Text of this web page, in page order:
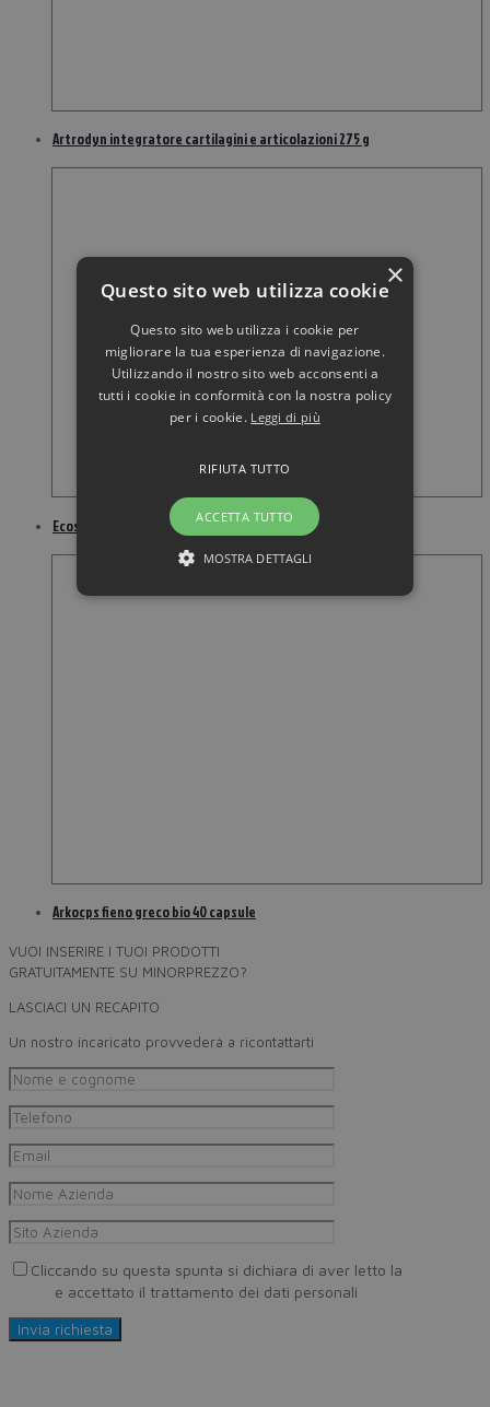
Artrodyn integratore cartilagini e articolazioni 275 g
Ecosol artro vitale 60 compresse
Arkocps fieno greco bio 40 capsule
VUOI INSERIRE I TUOI PRODOTTI
GRATUITAMENTE SU MINORPREZZO?
LASCIACI UN RECAPITO
Un nostro incaricato provvederà a ricontattarti
Cliccando su questa spunta si dichiara di aver letto la
e accettato il trattamento dei dati personali
×
Questo sito web utilizza cookie
Questo sito web utilizza i cookie per
migliorare la tua esperienza di navigazione.
Utilizzando il nostro sito web acconsenti a
tutti i cookie in conformità con la nostra policy
per i cookie. Leggi di più
ACCETTA TUTTO
RIFIUTA TUTTO
MOSTRA DETTAGLI